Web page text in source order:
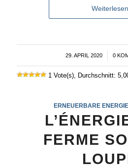
Weiterlesen
29. APRIL 2020
/ 0
1 Vote(s), Durchschnitt:
ERNEUERBARE
FERME